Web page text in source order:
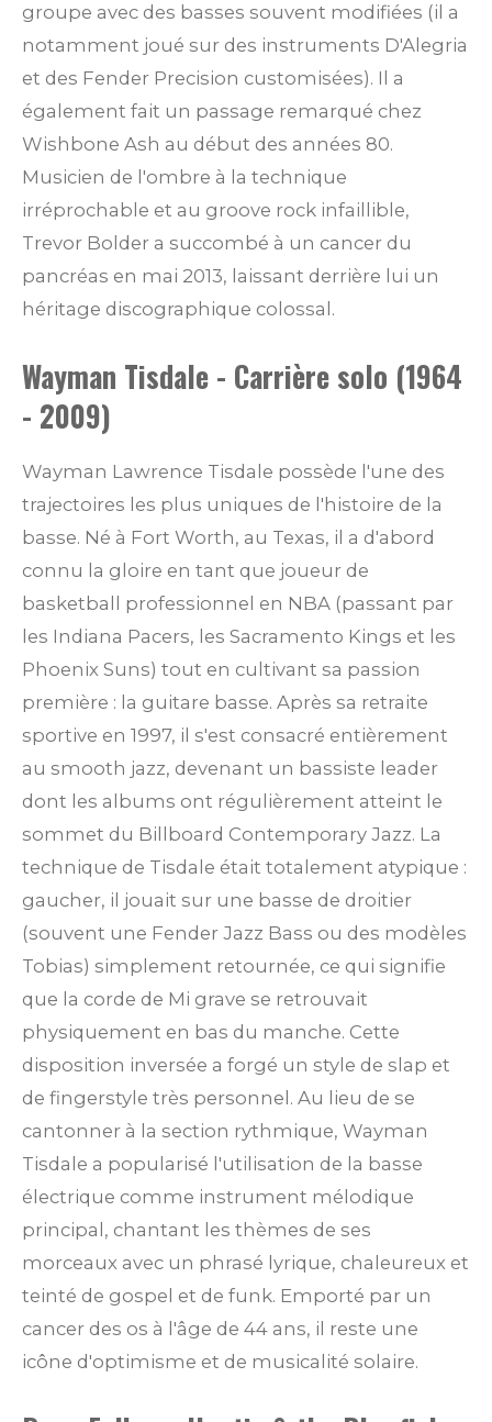
groupe avec des basses souvent modifiées (il a
notamment joué sur des instruments D'Alegria
et des Fender Precision customisées). Il a
également fait un passage remarqué chez
Wishbone Ash au début des années 80.
Musicien de l'ombre à la technique
irréprochable et au groove rock infaillible,
Trevor Bolder a succombé à un cancer du
pancréas en mai 2013, laissant derrière lui un
héritage discographique colossal.
Wayman Tisdale - Carrière solo (1964
- 2009)
Wayman Lawrence Tisdale possède l'une des
trajectoires les plus uniques de l'histoire de la
basse. Né à Fort Worth, au Texas, il a d'abord
connu la gloire en tant que joueur de
basketball professionnel en NBA (passant par
les Indiana Pacers, les Sacramento Kings et les
Phoenix Suns) tout en cultivant sa passion
première : la guitare basse. Après sa retraite
sportive en 1997, il s'est consacré entièrement
au smooth jazz, devenant un bassiste leader
dont les albums ont régulièrement atteint le
sommet du Billboard Contemporary Jazz. La
technique de Tisdale était totalement atypique :
gaucher, il jouait sur une basse de droitier
(souvent une Fender Jazz Bass ou des modèles
Tobias) simplement retournée, ce qui signifie
que la corde de Mi grave se retrouvait
physiquement en bas du manche. Cette
disposition inversée a forgé un style de slap et
de fingerstyle très personnel. Au lieu de se
cantonner à la section rythmique, Wayman
Tisdale a popularisé l'utilisation de la basse
électrique comme instrument mélodique
principal, chantant les thèmes de ses
morceaux avec un phrasé lyrique, chaleureux et
teinté de gospel et de funk. Emporté par un
cancer des os à l'âge de 44 ans, il reste une
icône d'optimisme et de musicalité solaire.